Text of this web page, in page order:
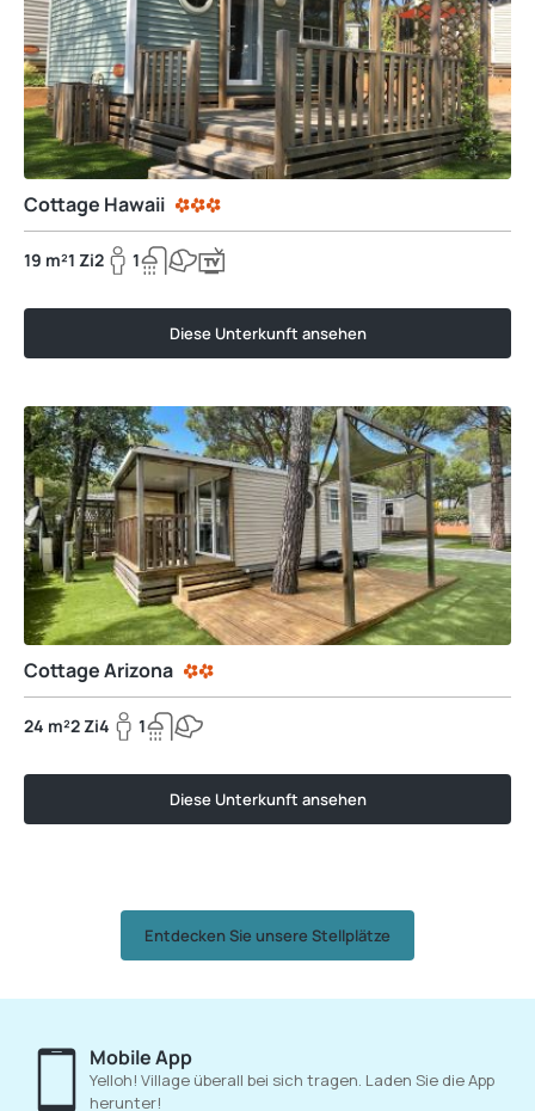
Cottage Hawaii
19 m²1 Zi2 1
Diese Unterkunft ansehen
Cottage Arizona
24 m²2 Zi4 1
Diese Unterkunft ansehen
Entdecken Sie unsere Stellplätze
Mobile App
Yelloh! Village überall bei sich tragen. Laden Sie die App
herunter!